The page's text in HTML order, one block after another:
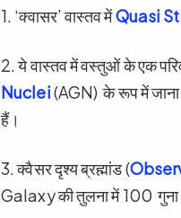
1. ‘क्वासर’ वास्तव मेंQuasi
2. ये वास्तव में वस्तुओं के एक
Nuclei(AGN) के रूप में
हैं।
3. क्वैसर दृश्य ब्रह्मांड (
Galaxy की तुलना में 100